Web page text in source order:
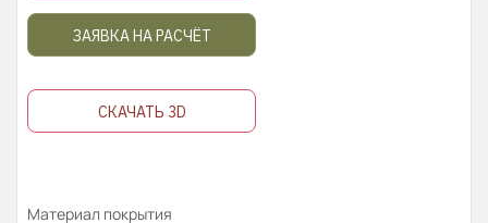
ЗАЯВКА НА РАСЧЁТ
СКАЧАТЬ 3D
Материал покрытия